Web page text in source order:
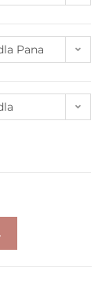
Pana